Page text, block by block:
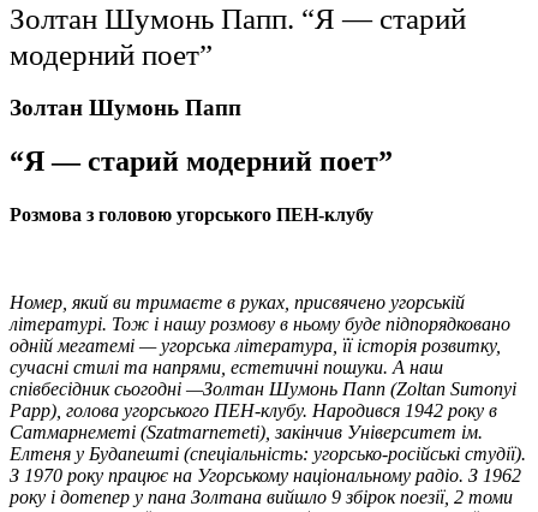
Золтан Шумонь Папп. “Я — старий
модерний поет”
Золтан Шумонь Папп
“Я — старий модерний поет”
Розмова з головою угорського ПЕН-клубу
Номер, який ви тримаєте в руках, присвячено угорській
літературі. Тож і нашу розмову в ньому буде підпорядковано
одній мегатемі — угорська література, її історія розвитку,
сучасні стилі та напрями, естетичні пошуки. А наш
співбесідник сьогодні —Золтан Шумонь Папп (Zoltan Sumonyi
Papp), голова угорського ПЕН-клубу. Народився 1942 року в
Сатмарнеметі (Szatmarnemeti), закінчив Університет ім.
Елтеня у Будапешті (спеціальність: угорсько-російські студії).
З 1970 року працює на Угорському національному радіо. З 1962
року і дотепер у пана Золтана вийшло 9 збірок поезії, 2 томи